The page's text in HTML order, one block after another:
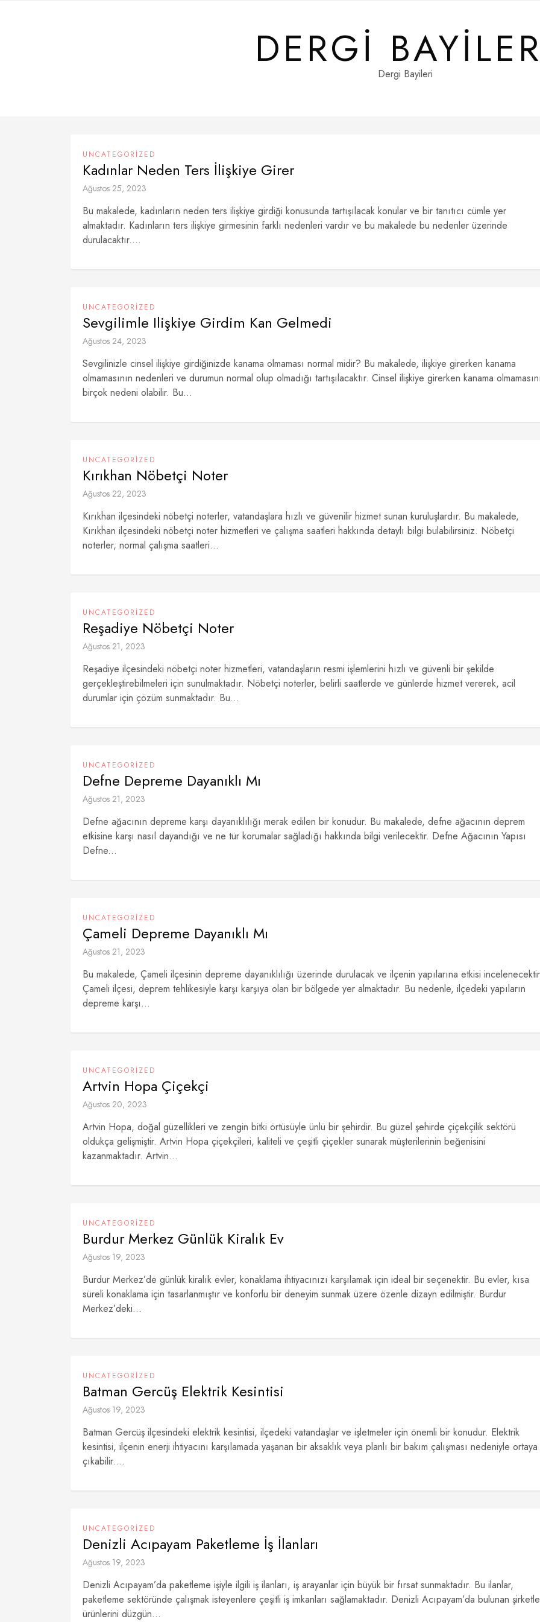
DERGIDergi Bayileri
UNCATEGORIZED
Kadınlar Neden Ters İlişkiye Girer
Ağustos 25, 2023
Bu makalede, kadınların neden ters ilişkiye girdiği konusunda tartışılacak konular ve bir tanıtıcı cümle yer
almaktadır. Kadınların ters ilişkiye girmesinin farklı nedenleri vardır ve bu makalede bu nedenler üzerinde
durulacaktır....
UNCATEGORIZED
Sevgilimle Ilişkiye Girdim Kan Gelmedi
Ağustos 24, 2023
Sevgilinizle cinsel ilişkiye girdiğinizde kanama olmaması normal midir? Bu makalede, ilişkiye girerken kanama
olmamasının nedenleri ve durumun normal olup olmadığı tartışılacaktır. Cinsel ilişkiye girerken kanama
birçok nedeni olabilir. Bu...
UNCATEGORIZED
Kırıkhan Nöbetçi Noter
Ağustos 22, 2023
Kırıkhan ilçesindeki nöbetçi noterler, vatandaşlara hızlı ve güvenilir hizmet sunan kuruluşlardır. Bu makalede,
Kırıkhan ilçesindeki nöbetçi noter hizmetleri ve çalışma saatleri hakkında detaylı bilgi bulabilirsiniz. Nöbetçi
noterler, normal çalışma saatleri...
UNCATEGORIZED
Reşadiye Nöbetçi Noter
Ağustos 21, 2023
Reşadiye ilçesindeki nöbetçi noter hizmetleri, vatandaşların resmi işlemlerini hızlı ve güvenli bir şekilde
gerçekleştirebilmeleri için sunulmaktadır. Nöbetçi noterler, belirli saatlerde ve günlerde hizmet vererek, acil
durumlar için çözüm sunmaktadır. Bu...
UNCATEGORIZED
Defne Depreme Dayanıklı Mı
Ağustos 21, 2023
Defne ağacının depreme karşı dayanıklılığı merak edilen bir konudur. Bu makalede, defne ağacının deprem
etkisine karşı nasıl dayandığı ve ne tür korumalar sağladığı hakkında bilgi verilecektir. Defne Ağacının Yapısı
Defne...
UNCATEGORIZED
Çameli Depreme Dayanıklı Mı
Ağustos 21, 2023
Bu makalede, Çameli ilçesinin depreme dayanıklılığı üzerinde durulacak ve ilçenin yapılarına etkisi
Çameli ilçesi, deprem tehlikesiyle karşı karşıya olan bir bölgede yer almaktadır. Bu nedenle, ilçedeki yapıların
depreme karşı...
UNCATEGORIZED
Artvin Hopa Çiçekçi
Ağustos 20, 2023
Artvin Hopa, doğal güzellikleri ve zengin bitki örtüsüyle ünlü bir şehirdir. Bu güzel şehirde çiçekçilik sektörü
oldukça gelişmiştir. Artvin Hopa çiçekçileri, kaliteli ve çeşitli çiçekler sunarak müşterilerinin beğenisini
kazanmaktadır. Artvin...
UNCATEGORIZED
Burdur Merkez Günlük Kiralık Ev
Ağustos 19, 2023
Burdur Merkez’de günlük kiralık evler, konaklama ihtiyacınızı karşılamak için ideal bir seçenektir. Bu evler, kısa
süreli konaklama için tasarlanmıştır ve konforlu bir deneyim sunmak üzere özenle dizayn edilmiştir. Burdur
Merkez’deki...
UNCATEGORIZED
Batman Gercüş Elektrik Kesintisi
Ağustos 19, 2023
Batman Gercüş ilçesindeki elektrik kesintisi, ilçedeki vatandaşlar ve işletmeler için önemli bir konudur. Elektrik
kesintisi, ilçenin enerji ihtiyacını karşılamada yaşanan bir aksaklık veya planlı bir bakım çalışması nedeniyle ortaya
çıkabilir....
UNCATEGORIZED
Denizli Acıpayam Paketleme İş İlanları
Ağustos 19, 2023
Denizli Acıpayam’da paketleme işiyle ilgili iş ilanları, iş arayanlar için büyük bir fırsat sunmaktadır. Bu ilanlar,
paketleme sektöründe çalışmak isteyenlere çeşitli iş imkanları sağlamaktadır. Denizli Acıpayam’da bulunan
ürünlerini düzgün...